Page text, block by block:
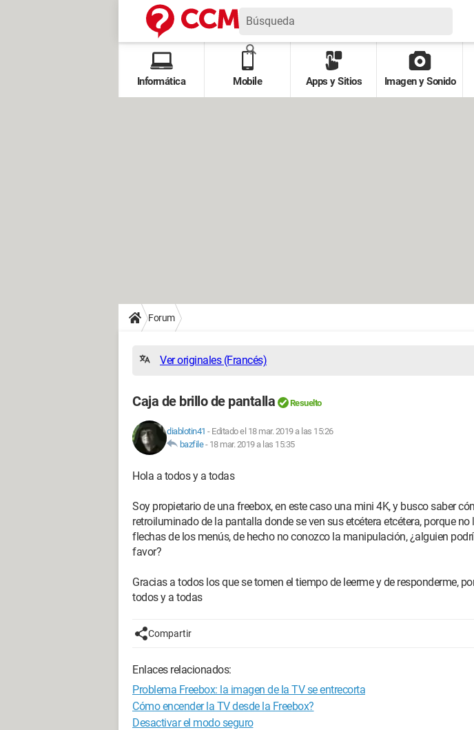
Informática Mobile Apps y Sitios Imagen y Sonido
Forum
Ver originales (Francés)
Caja de brillo de pantalla Resuelto
diablotin41 - Editado el 18 mar. 2019 a las 15:26
bazfile- 18 mar. 2019 a las 15:35
Hola a todos y a todas
Soy propietario de una freebox, en este caso una mini 4K, y busco saber
retroiluminado de la pantalla donde se ven sus etcétera etcétera, porque no
flechas de los menús, de hecho no conozco la manipulación, ¿alguien
favor?
Gracias a todos los que se tomen el tiempo de leerme y de responderme,
todos y a todas
Compartir
Enlaces relacionados:
Problema Freebox: la imagen de la TV se entrecorta
Cómo encender la TV desde la Freebox?
Desactivar el modo seguro